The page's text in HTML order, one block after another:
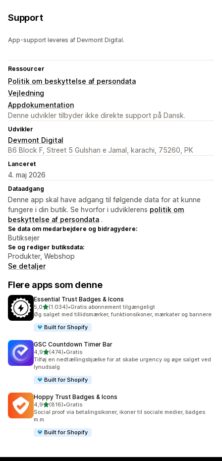
Support
App-support leveres af Devmont Digital.
Ressourcer
Politik om beskyttelse af persondata
Vejledning
Appdokumentation
Denne udvikler tilbyder ikke direkte support på Dansk.
Udvikler
Devmont Digital
B6 Block F, Street 5 Gulshan e Jamal, karachi, 75260, PK
Lanceret
4. maj 2026
Dataadgang
Denne app skal have adgang til følgende data for at kunne
fungere i din butik. Se hvorfor i udviklerens politik om
beskyttelse af persondata .
Se data om medarbejdere og bidragydere:
Butiksejer
Se og rediger butiksdata:
Produkter, Webshop
Se detaljer
Flere apps som denne
Essential Trust Badges & Icons
5,0ud af 5 stjerner
(1.034)
1034 anmeldelser i alt
•Gratis abonnement tilgængeligt
Øg salget med tillidsmærker, funktionsikoner, mærkater og bannere
Built for Shopify
GSC Countdown Timer Bar
4,9ud af 5 stjerner
(474)
474 anmeldelser i alt
•Gratis
Tilføj en nedtællingsbjælke for at skabe urgency og øge salget ved
lynudsalg
Built for Shopify
Hoppy Trust Badges & Icons
4,9ud af 5 stjerner
(816)
816 anmeldelser i alt
•Gratis
Social proof via betalingsikoner, ikoner til sociale medier, badges
m.m.
Built for Shopify